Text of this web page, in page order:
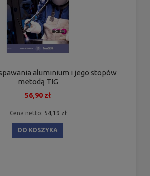
aluminium i jego stopów
metodą TIG
56,90 zł
Cena netto: 54,19 zł
DO KOSZYKA